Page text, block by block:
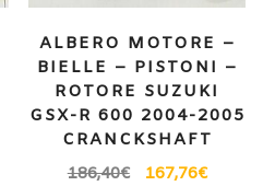
ALBERO MOTORE –
BIELLE – PISTONI –
ROTORE SUZUKI
GSX-R 600 2004-2005
CRANCKSHAFT
186,40€ 167,76€